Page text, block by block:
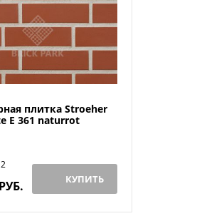
плитка Stroeher
E 361 naturrot
КУПИТЬ